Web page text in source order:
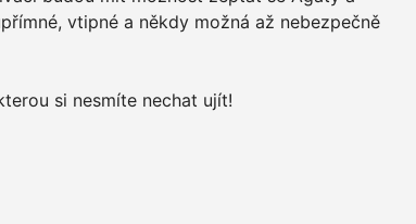
vtipné a někdy možná až nebezpečně
si nesmíte nechat ujít!